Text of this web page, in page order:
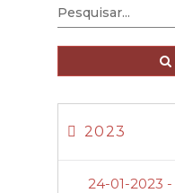
2023
24-01-2023